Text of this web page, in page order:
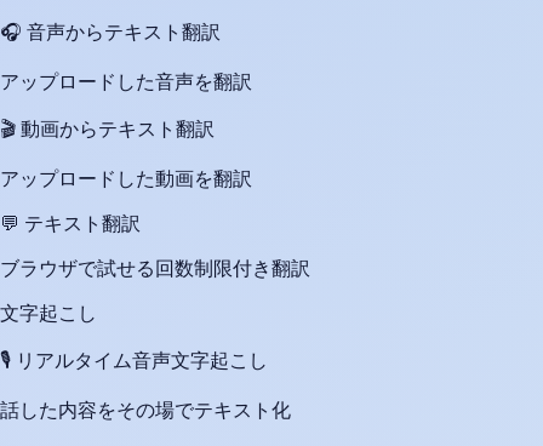
🎧 音声からテキスト翻訳
アップロードした音声を翻訳
🎬 動画からテキスト翻訳
アップロードした動画を翻訳
💬 テキスト翻訳
ブラウザで試せる回数制限付き翻訳
文字起こし
🎙️ リアルタイム音声文字起こし
話した内容をその場でテキスト化